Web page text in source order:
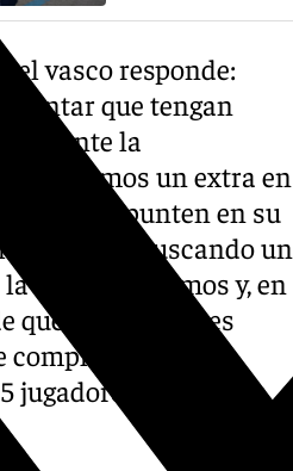
el vasco responde:
contar que tengan
la
y tenemos un extra en
repunten en su
y estamos buscando un
que disponemos y, en
querer venir, pues
complementamos
jugadores en la línea